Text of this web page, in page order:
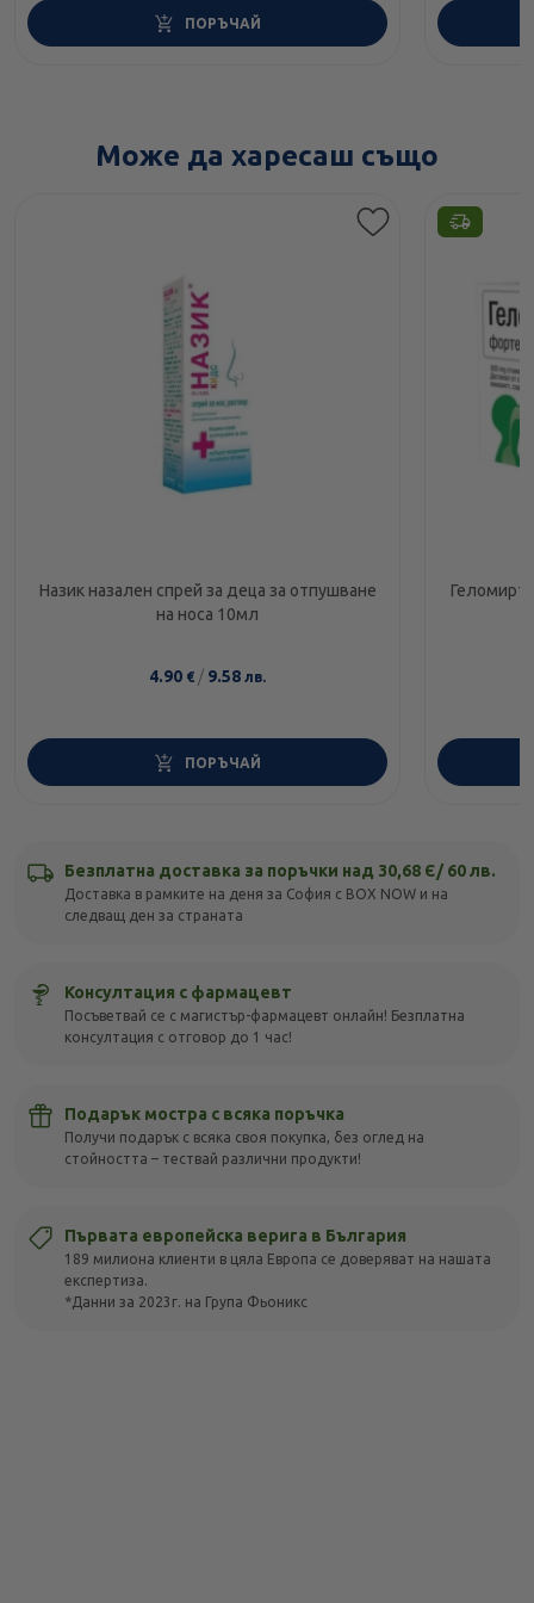
ПОРЪЧАЙ
Може да харесаш също
Назик назален спрей за деца за отпушване
на носа 10мл
4.90 € / 9.58 лв.
ПОРЪЧАЙ
Безплатна доставка за поръчки над 30,68 Є/ 60 лв.
Доставка в рамките на деня за София с BOX NOW и на
следващ ден за страната
Консултация с фармацевт
Посъветвай се с магистър-фармацевт онлайн! Безплатна
консултация с отговор до 1 час!
Подарък мостра с всяка поръчка
Получи подарък с всяка своя покупка, без оглед на
стойността – тествай различни продукти!
Първата европейска верига в България
189 милиона клиенти в цяла Европа се доверяват на нашата
експертиза.
*Данни за 2023г. на Група Фьоникс